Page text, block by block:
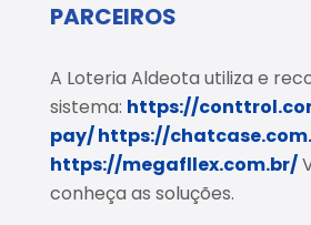
PARCEIROS
A Loteria Aldeota utiliza e
sistema: https://
pay/https://
https://megafllex.com.br/
conheça as soluções.